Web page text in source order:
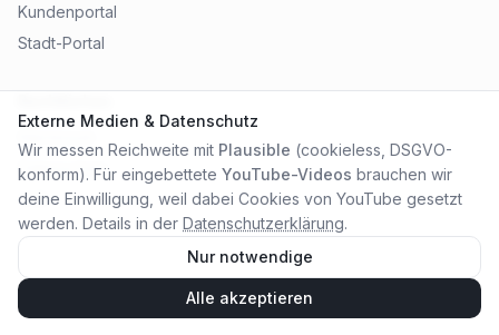
Kundenportal
Stadt-Portal
Datenschutz
AGB
City Online Medien OHG . Alle Rechte vorbehalten.
Externe Medien & Datenschutz
Wir messen Reichweite mit Plausible (cookieless, DSGVO-
konform). Für eingebettete YouTube-Videos brauchen wir
deine Einwilligung, weil dabei Cookies von YouTube gesetzt
werden. Details in der Datenschutzerklärung.
Nur notwendige
Alle akzeptieren